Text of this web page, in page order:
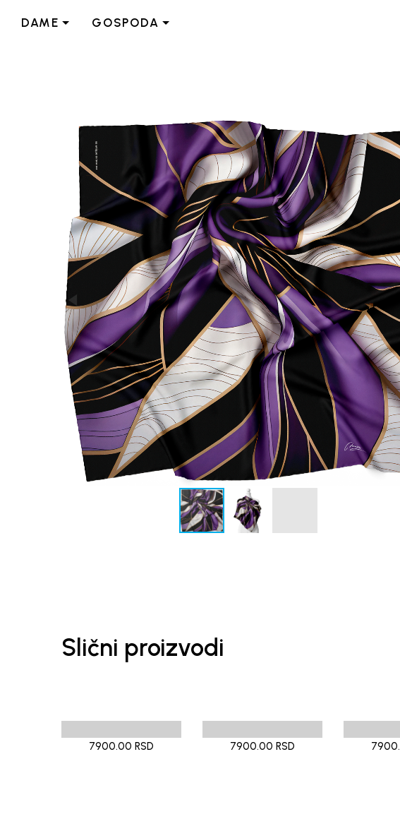
DAME GOSPODA
Slični proizvodi
7900.00 RSD 7900.00 RSD